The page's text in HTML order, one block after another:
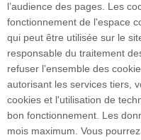
3 rue Joliot Curie
Bâtiment Bréguet
91190 Gif-sur-
l’audience des pages. Les
fonctionnement de l'espace
qui peut être utilisée sur le
responsable du traitement
refuser l’ensemble des
autorisant les services tiers,
cookies et l'utilisation de
bon fonctionnement. Les
mois maximum. Vous